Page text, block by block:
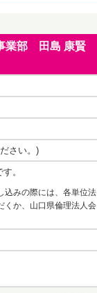
業部 田島 康賢
さい。)
。
込みの際には、各単位法
くか、山口県倫理法人会